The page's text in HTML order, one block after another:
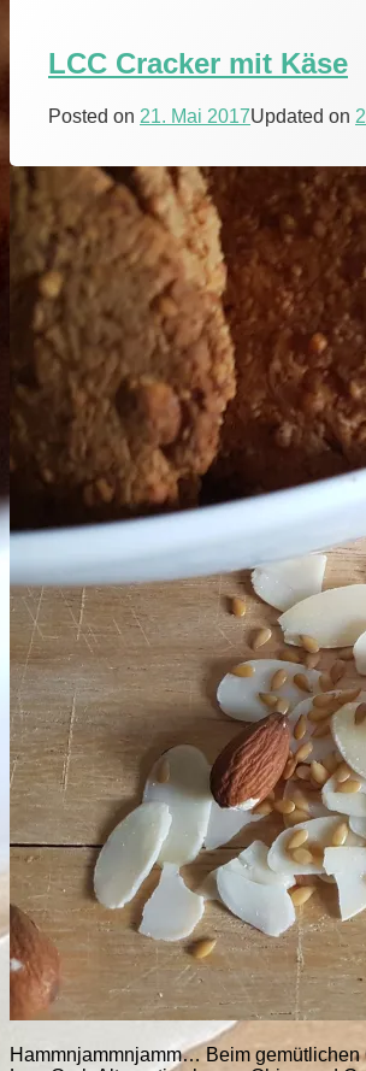
LCC Cracker mit Käse
Posted on 21. Mai 2017Updated on
Hammnjammnjamm… Beim gemütlichen